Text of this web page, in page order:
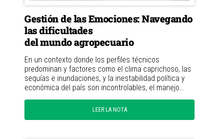
Gestión de las Emociones: Navegando
las dificultades
del mundo agropecuario
En un contexto donde los perfiles técnicos
predominan y factores como el clima caprichoso, las
sequías e inundaciones, y la inestabilidad política y
económica del país son incontrolables, el manejo…
LEER LA NOTA